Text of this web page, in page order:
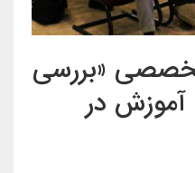
«بررسی
در